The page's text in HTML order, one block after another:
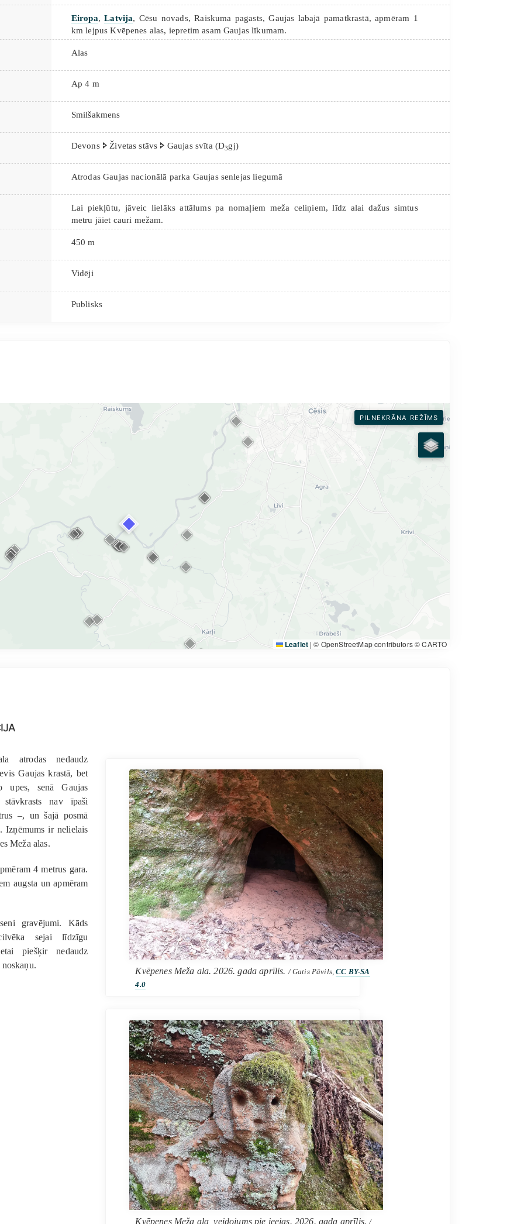
Eiropa,Latvija, Cēsu novads, Raiskuma pagasts, Gaujas labajā pamatkrastā, apmēram 1
km lejpus Kvēpenes alas, iepretim asam Gaujas līkumam.
Alas
Ap 4 m
Smilšakmens
Devons 🢖 Živetas stāvs 🢖 Gaujas svīta (D3gj)
Atrodas Gaujas nacionālā parka Gaujas senlejas liegumā
Lai piekļūtu, jāveic lielāks attālums pa nomaļiem meža celiņiem, līdz alai dažus simtus
metru jāiet cauri mežam.
450 m
Vidēji
Publisks
PILNEKRĀNA REŽĪMS
Leaflet | © OpenStreetMap contributors © CARTO
Kvēpenes Meža ala. 2026. gada aprīlis. / Gatis Pāvils,CC BY-SA
4.0
atrodas nedaudz
Gaujas krastā, bet
upes, senā Gaujas
stāvkrasts nav īpaši
–, un šajā posmā
Izņēmums ir nelielais
Meža alas.
4 metrus gara.
augsta un apmēram
gravējumi. Kāds
sejai līdzīgu
piešķir nedaudz
Kvēpenes Meža ala, veidojums pie ieejas. 2026. gada aprīlis./